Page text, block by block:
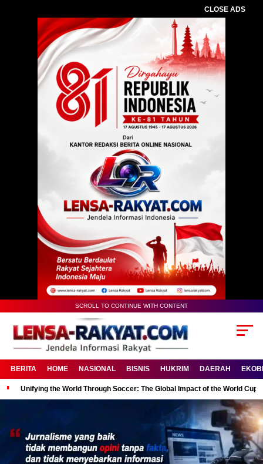
CLOSE ADS
SCROLL TO CONTINUE WITH CONTENT
BERITA HOME NASIONAL BISNIS HUKRIM DAERAH
Unifying the World Through Soccer: The Global Impact of the World Cup